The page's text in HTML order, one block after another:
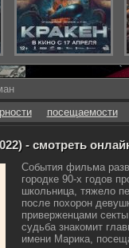
посещаемости
- смотреть
События фильма
городке 90-х годов
школьница, тяжело
после похорон
приверженцами
судьба знакомит
имени Марика,